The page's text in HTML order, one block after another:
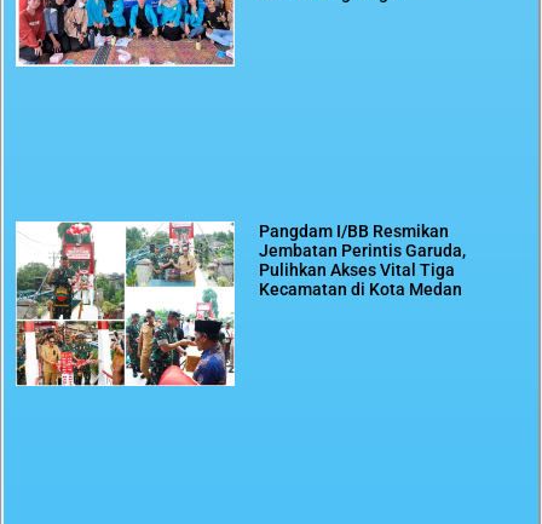
Pangdam I/BB Resmikan
Jembatan Perintis Garuda,
Pulihkan Akses Vital Tiga
Kecamatan di Kota Medan